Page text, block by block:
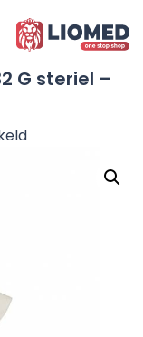
G steriel –
voor
Pennaalden